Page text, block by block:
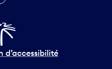
d’accessibilité